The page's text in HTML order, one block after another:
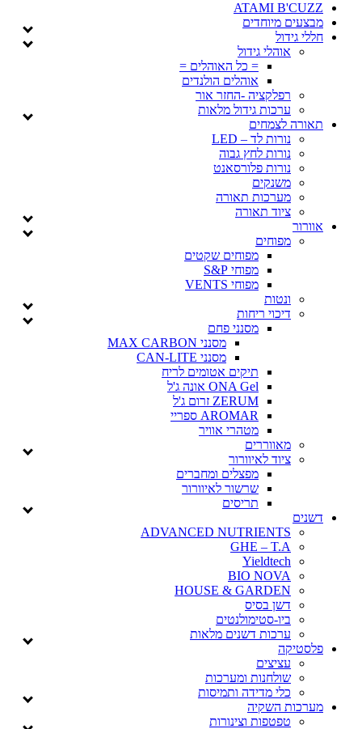
ATAMI B'CUZZ
מבצעים מיוחדים
חללי גידול
אוהלי גידול
= כל האוהלים =
אוהלים הולנדים
רפלקציה -החזר אור
ערכות גידול מלאות
תאורה לצמחים
נורות לד – LED
נורות לחץ גבוה
נורות פלורסאנט
משנקים
מערכות תאורה
ציוד תאורה
אוורור
מפוחים
מפוחים שקטים
מפוחי S&P
מפוחי VENTS
ונטות
דיכוי ריחות
מסנני פחם
מסנני MAX CARBON
מסנני CAN-LITE
תיקים אטומים לריח
ONA Gel אונה ג'ל
ZERUM זרום ג'ל
AROMAR ספריי
מטהרי אוויר
מאווררים
ציוד לאיוורור
מפצלים ומחברים
שרשור לאיוורור
תריסים
דשנים
ADVANCED NUTRIENTS
GHE – T.A
Yieldtech
BIO NOVA
HOUSE & GARDEN
דשן בסיס
ביו-סטימולנטים
ערכות דשנים מלאות
פלסטיקה
עציצים
שולחנות ומערכות
כלי מדידה ותמיסות
מערכות השקיה
טפטפות וצינורות